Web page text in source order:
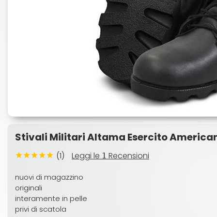
Stivali Militari Altama Esercito
(1) Leggi le 1 Recensioni
nuovi di magazzino
originali
interamente in pelle
privi di scatola